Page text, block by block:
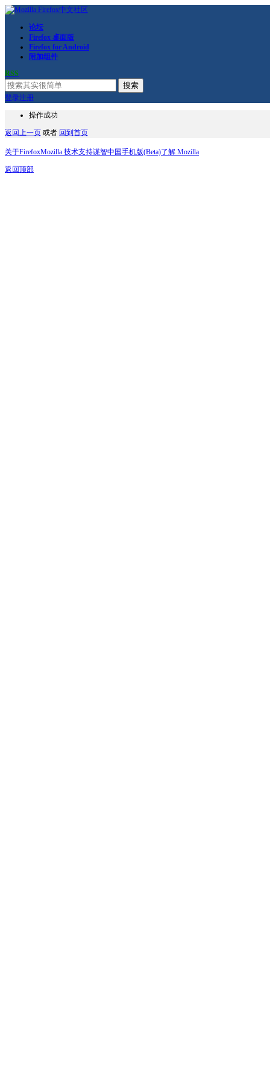
论坛
Firefox 桌面版
Firefox for Android
附加组件
RSS
搜索
登录注册
操作成功
返回上一页 或者 回到首页
关于FirefoxMozilla 技术支持谋智中国手机版(Beta)了解 Mozilla
返回顶部